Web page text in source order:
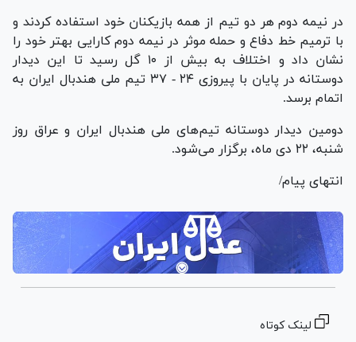
در نیمه دوم هر دو تیم از همه بازیکنان خود استفاده کردند و
با ترمیم خط دفاع و حمله موثر در نیمه دوم کارایی بهتر خود را
نشان داد و اختلاف به بیش از ۱۰ گل رسید تا این دیدار
دوستانه در پایان با پیروزی ۲۴ - ۳۷ تیم ملی هندبال ایران به
اتمام برسد.
دومین دیدار دوستانه تیم‌های ملی هندبال ایران و عراق روز
شنبه، ۲۲ دی ماه، برگزار می‌شود.
انتهای پیام/
لینک کوتاه